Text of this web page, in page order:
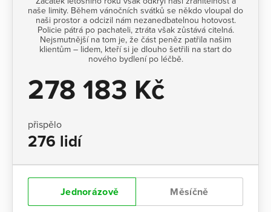
naše limity. Během vánočních svátků se někdo vloupal do
naši prostor a odcizil nám nezanedbatelnou hotovost.
Policie pátrá po pachateli, ztráta však zůstává citelná.
Nejsmutnější na tom je, že část peněz patřila našim
klientům – lidem, kteří si je dlouho šetřili na start do
nového bydlení po léčbě.
278 183 Kč
přispělo
276 lidí
Jednorázově Měsíčně